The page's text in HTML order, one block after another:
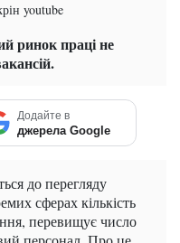
youtube
ринок праці не
Додайте в
джерела Google
до перегляду
сферах кількість
перевищує число